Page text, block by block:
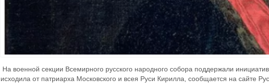
На военной секции Всемирного русского народного собора поддержали
исходила от патриарха Московского и всея Руси Кирилла, сообщается на сайте